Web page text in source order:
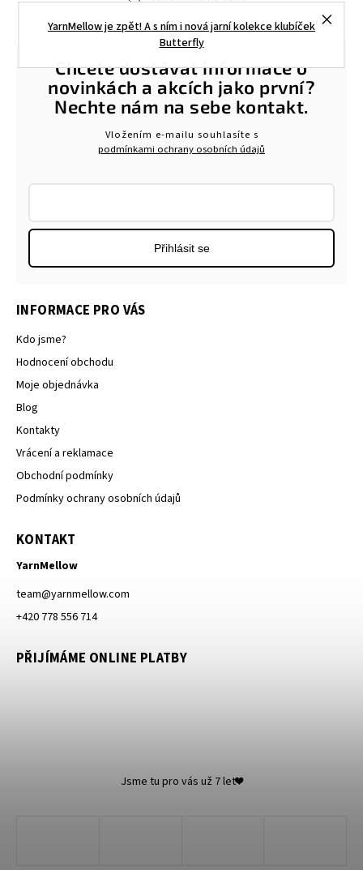
YarnMellow je zpět! A s ním i nová jarní kolekce klubíček
Butterfly
INFORMACE PRO VÁS
Kdo jsme?
Hodnocení obchodu
Moje objednávka
Blog
Kontakty
Vrácení a reklamace
Obchodní podmínky
Podmínky ochrany osobních údajů
KONTAKT
YarnMellow
team@yarnmellow.com
+420 778 556 714
PŘIJÍMÁME ONLINE PLATBY
Chcete dostávat informace o
novinkách a akcích jako první?
Nechte nám na sebe kontakt.
Vložením e-mailu souhlasíte s
podmínkami ochrany osobních údajů
Přihlásit se
Jsme tu pro vás už 7 let❤️